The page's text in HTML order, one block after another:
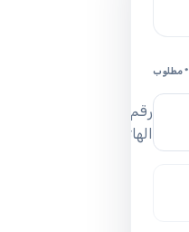
* مطلوب
رقم
الهاتف